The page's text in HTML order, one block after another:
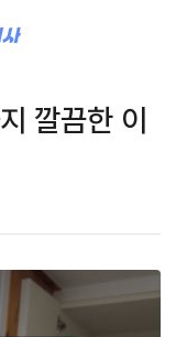
깔끔한 이